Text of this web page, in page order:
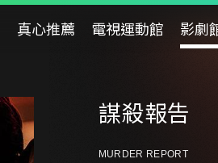
真心推薦 電視運動館 影劇
謀殺報告
MURDER REPORT